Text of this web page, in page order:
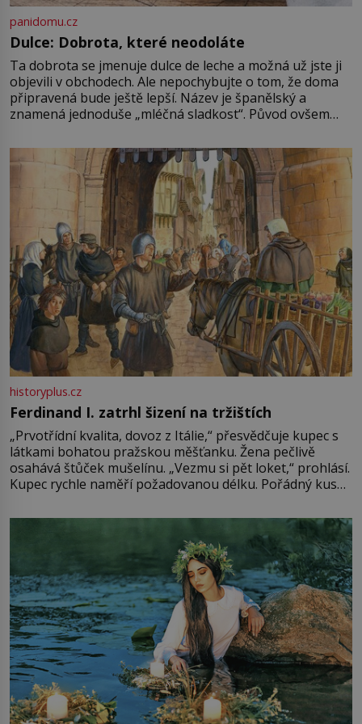
panidomu.cz
Dulce: Dobrota, které neodoláte
Ta dobrota se jmenuje dulce de leche a možná už jste ji
objevili v obchodech. Ale nepochybujte o tom, že doma
připravená bude ještě lepší. Název je španělský a
znamená jednoduše „mléčná sladkost“. Původ ovšem
pře hned několik latinskoamerických zemí a k tomu
Francie, kde se traduje,
historyplus.cz
Ferdinand I. zatrhl šizení na tržištích
„Prvotřídní kvalita, dovoz z Itálie,“ přesvědčuje kupec s
látkami bohatou pražskou měšťanku. Žena pečlivě
osahává štůček mušelínu. „Vezmu si pět loket,“ prohlásí.
Kupec rychle naměří požadovanou délku. Pořádný kus
milostpaní. Stačí jenom na sukni,“ zhodnotí švadlena
množství růžového mušelínu. „Ošidili vás, podívejte.“
Vezme do ruky dřevěnou